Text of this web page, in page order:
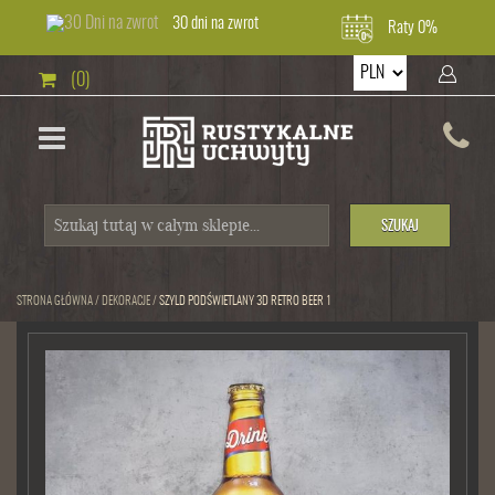
30 dni na zwrot Raty 0%
(0)
SZUKAJ
STRONA GŁÓWNA/ DEKORACJE/ SZYLD PODŚWIETLANY 3D RETRO BEER 1